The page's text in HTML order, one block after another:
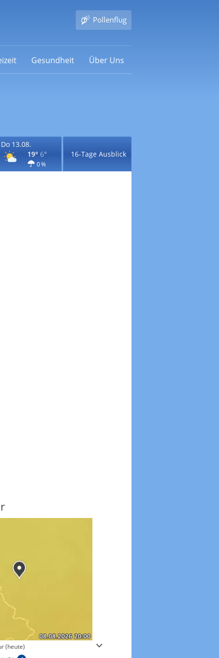
Pollenflug
Gesundheit Über Uns
Do 13.08.
19° 6°
0 %
16-Tage Ausblick
(heute) Windgeschwindigkeiten in 3h